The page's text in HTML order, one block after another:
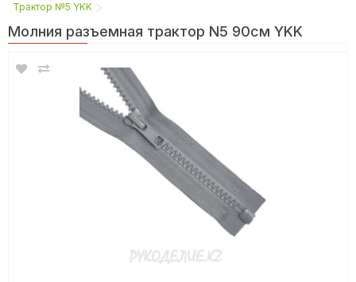
Трактор №5 YKK
Молния разъемная трактор N5 90см YKK